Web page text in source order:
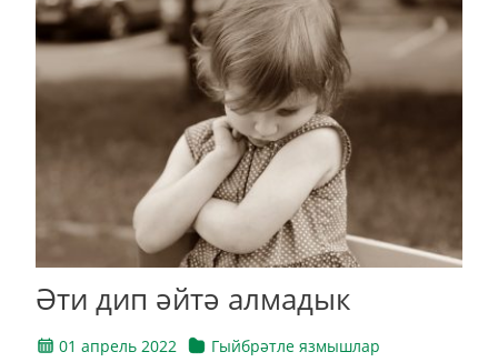
Әти дип әйтә алмадык
01 апрель 2022
Гыйбрәтле язмышлар